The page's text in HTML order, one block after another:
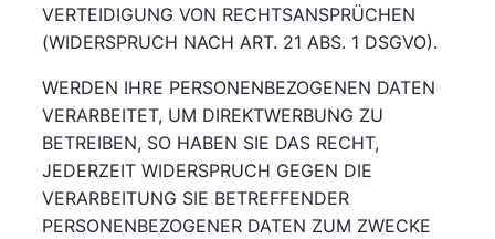
VERTEIDIGUNG VON RECHTSANSPRÜCHEN
(WIDERSPRUCH NACH ART. 21 ABS. 1 DSGVO).
WERDEN IHRE PERSONENBEZOGENEN DATEN
VERARBEITET, UM DIREKTWERBUNG ZU
BETREIBEN, SO HABEN SIE DAS RECHT,
JEDERZEIT WIDERSPRUCH GEGEN DIE
VERARBEITUNG SIE BETREFFENDER
PERSONENBEZOGENER DATEN ZUM ZWECKE